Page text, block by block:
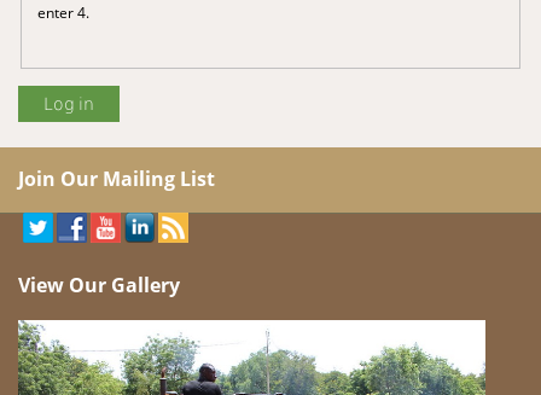
enter 4.
Join Our Mailing List
View Our Gallery